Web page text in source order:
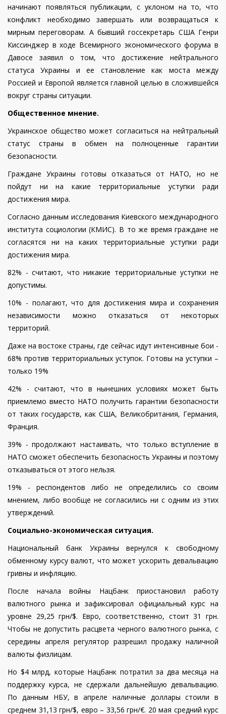
начинают появляться публикации, с уклоном на то, что
конфликт необходимо завершать или возвращаться к
мирным переговорам. А бывший госсекретарь США Генри
Киссинджер в ходе Всемирного экономического форума в
Давосе заявил о том, что достижение нейтрального
статуса Украины и ее становление как моста между
Россией и Европой является главной целью в сложившейся
вокруг страны ситуации.
Общественное мнение.
Украинское общество может согласиться на нейтральный
статус страны в обмен на полноценные гарантии
безопасности.
Граждане Украины готовы отказаться от НАТО, но не
пойдут ни на какие территориальные уступки ради
достижения мира.
Согласно данным исследования Киевского международного
института социологии (КМИС). В то же время граждане не
согласятся ни на каких территориальные уступки ради
достижения мира.
82% - считают, что никакие территориальные уступки не
допустимы.
10% - полагают, что для достижения мира и сохранения
независимости можно отказаться от некоторых
территорий.
Даже на востоке страны, где сейчас идут интенсивные бои -
68% против территориальных уступок. Готовы на уступки –
только 19%
42% - считают, что в нынешних условиях может быть
приемлемо вместо НАТО получить гарантии безопасности
от таких государств, как США, Великобритания, Германия,
Франция.
39% - продолжают настаивать, что только вступление в
НАТО сможет обеспечить безопасность Украины и поэтому
отказываться от этого нельзя.
19% - респондентов либо не определились со своим
мнением, либо вообще не согласились ни с одним из этих
утверждений.
Социально-экономическая ситуация.
Национальный банк Украины вернулся к свободному
обменному курсу валют, что может ускорить девальвацию
гривны и инфляцию.
После начала войны Нацбанк приостановил работу
валютного рынка и зафиксировал официальный курс на
уровне 29,25 грн/$. Евро, соответственно, стоит 31 грн.
Чтобы не допустить расцвета черного валютного рынка, с
середины апреля регулятор разрешил продажу наличной
валюты физлицам.
Но $4 млрд, которые Нацбанк потратил за два месяца на
поддержку курса, не сдержали дальнейшую девальвацию.
По данным НБУ, в апреле наличные доллары стоили в
среднем 31,13 грн/$, евро – 33,56 грн/€. 20 мая средний курс